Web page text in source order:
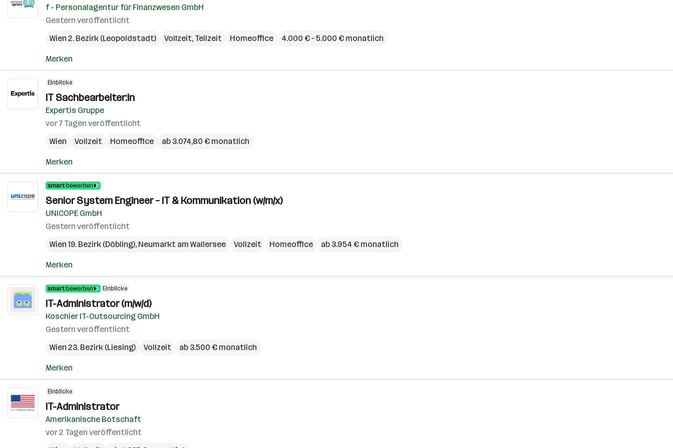
f - Personalagentur für Finanzwesen GmbH
Gestern veröffentlicht
Wien 2. Bezirk (Leopoldstadt)
Vollzeit, Teilzeit Homeoffice 4.000 € – 5.000 € monatlich
Merken
Einblicke
IT Sachbearbeiter:in
Expertis Gruppe
vor 7 Tagen veröffentlicht
Wien
Vollzeit Homeoffice ab 3.074,80 € monatlich
Merken
Senior System Engineer – IT & Kommunikation (w/m/x)
UNICOPE GmbH
Gestern veröffentlicht
Wien 19. Bezirk (Döbling), Neumarkt am Wallersee Vollzeit Homeoffice ab 3.954 € monatlich
Merken
Einblicke
IT-Administrator (m/w/d)
Koschier IT-Outsourcing GmbH
Gestern veröffentlicht
Wien 23. Bezirk (Liesing)
Vollzeit ab 3.500 € monatlich
Merken
Einblicke
IT-Administrator
Amerikanische Botschaft
vor 2 Tagen veröffentlicht